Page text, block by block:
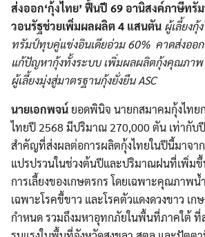
ส่งออก‘กุ้งไทย’ ฟื้นปี 69 อานิสงค์ภาษีทรั
วอนรัฐช่วยเพิ่มผลผลิต 4 แสนตัน ผู้เลี้ยงกุ้
ทรัมป์ทุบคู่แข่งอินเดียอ่วม 60% คาดส่งออ
แก้ปัญหากุ้งทั้งระบบ เพิ่มผลผลิตกุ้งคุณภา
ผู้เลี้ยงมุ่งสู่มาตรฐานกุ้งยั่งยืน ASC
นายเอกพจน์ยอดพินิจ นายกสมาคมกุ้งไทย
ไทยปี 2568 มีปริมาณ 270,000 ตัน เท่ากับ
สำคัญที่ส่งผลต่อการผลิตกุ้งไทยในปีนี้มาจา
แปรปรวนในช่วงต้นปีและปริมาณฝนที่เพิ่ม
การเลี้ยงของเกษตรกร โดยเฉพาะคุณภาพน้
เฉพาะโรคขี้ขาว และโรคตัวแดงดวงขาว เก
กำหนด รวมถึงมหาอุทกภัยในพื้นที่ภาคใต้ ที่